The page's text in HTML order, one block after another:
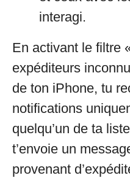
interagi.
En activant le filtre
expéditeurs
de ton iPhone, tu
notifications
quelqu’un de ta
t’envoie un
provenant